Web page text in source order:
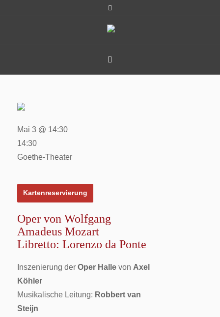
Oper von Wolfgang
Amadeus Mozart
Libretto: Lorenzo da Ponte
Inszenierung der Oper Halle von Axel
Köhler
Musikalische Leitung: Robbert van
Steijn
Mai 3 @ 14:30
14:30
Goethe-Theater
Kartenreservierung